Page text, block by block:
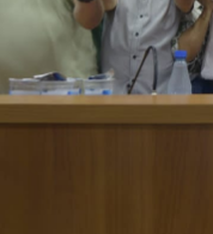
Vídeo de Zezé di
11:43 Postos serão